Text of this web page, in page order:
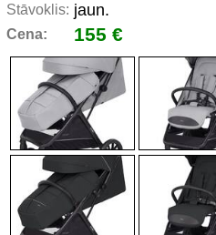
Stāvoklis: jaun.
Cena: 155 €